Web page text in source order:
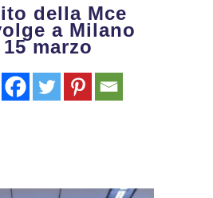
della Mce
a Milano
marzo